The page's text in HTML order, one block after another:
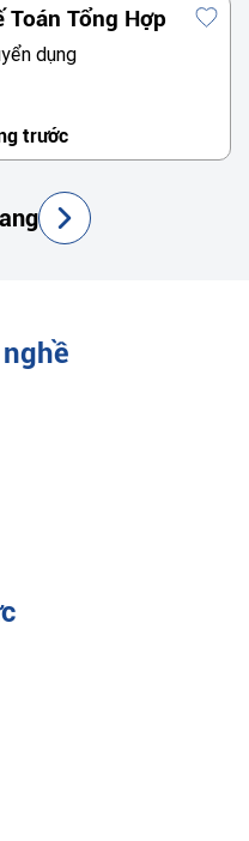
Toán Tổng Hợp
dụng
trước